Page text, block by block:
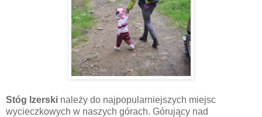
Stóg Izerski należy do najpopularniejszych miejsc
wycieczkowych w naszych górach. Górujący nad